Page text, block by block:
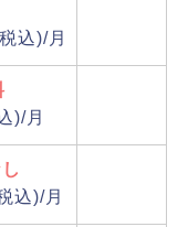
込)/月
)/月
込)/月